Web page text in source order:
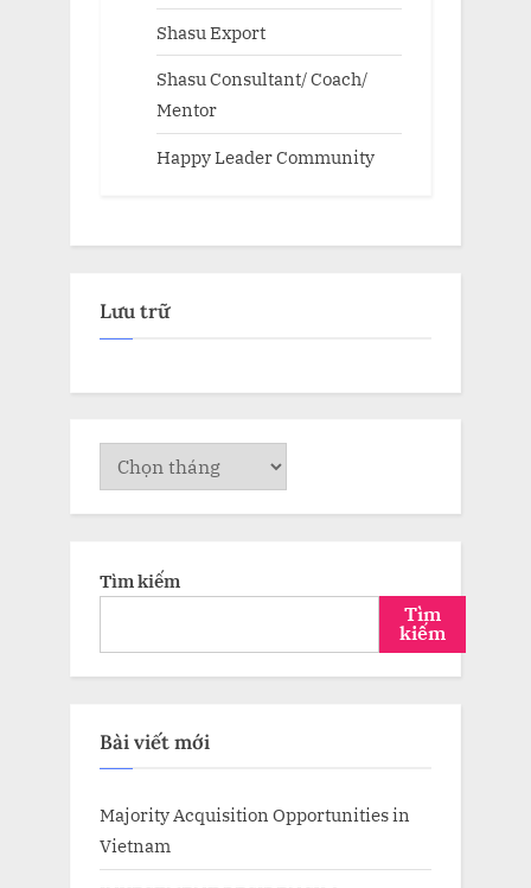
Shasu Export
Shasu Consultant/ Coach/
Mentor
Happy Leader Community
Lưu trữ
Lưu
trữ
Tìm kiếm
Tìm
kiếm
Bài viết mới
Majority Acquisition Opportunities in
Vietnam